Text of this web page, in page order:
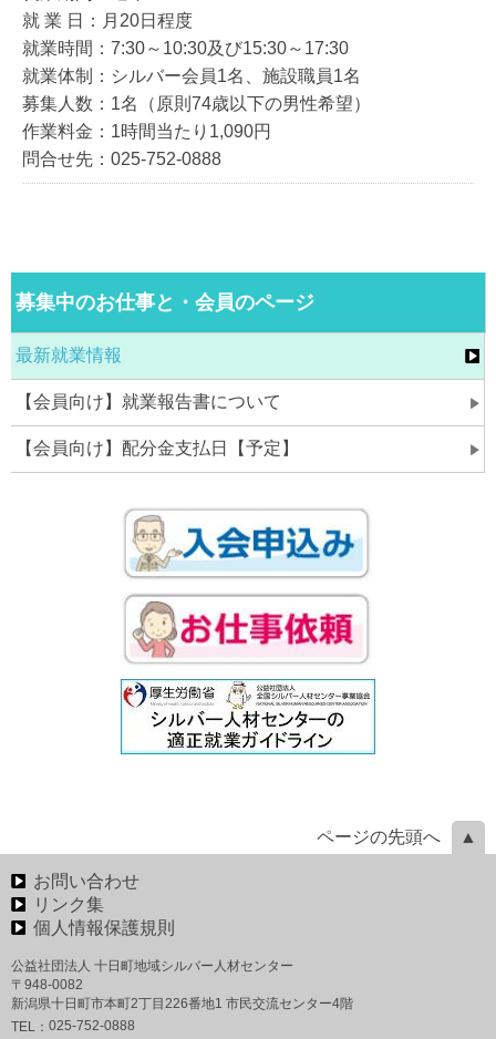
就 業 日：月20日程度
就業時間：7:30～10:30及び15:30～17:30
就業体制：シルバー会員1名、施設職員1名
募集人数：1名（原則74歳以下の男性希望）
作業料金：1時間当たり1,090円
問合せ先：025-752-0888
募集中のお仕事と・会員のページ
最新就業情報
【会員向け】就業報告書について
【会員向け】配分金支払日【予定】
ページの先頭へ
お問い合わせ
リンク集
個人情報保護規則
公益社団法人 十日町地域シルバー人材センター
〒948-0082
新潟県十日町市本町2丁目226番地1 市民交流センター4階
TEL： 025-752-0888